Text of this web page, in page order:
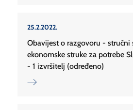
25.2.2022.
Obavijest o razgovoru - stručni
ekonomske struke za potrebe
- 1 izvršitelj (određeno)